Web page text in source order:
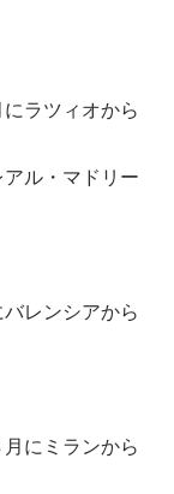
ラツィオから
ル・マドリー
レンシアから
にミランから